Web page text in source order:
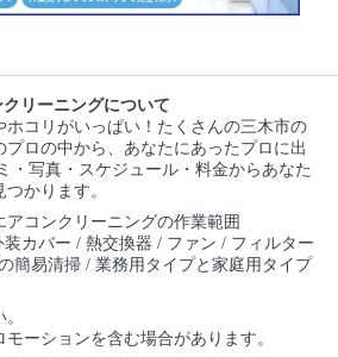
リーニングについて
ホコリがいっぱい！たくさんの三木市の
プロの中から、あなたにあったプロに出
・写真・スケジュール・料金からあなた
かります。
コンクリーニングの作業範囲
カバー / 熱交換器 / ファン / フィルター
簡易清掃 / 業務用タイプと家庭用タイプ
ーションを含む場合があります。